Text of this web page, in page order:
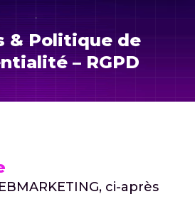
& Politique de
– RGPD
ci-après